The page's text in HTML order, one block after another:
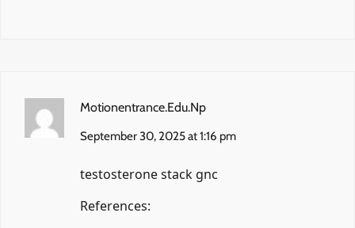
Motionentrance.Edu.Np
September 30, 2025 at 1:16 pm
testosterone stack gnc
References: